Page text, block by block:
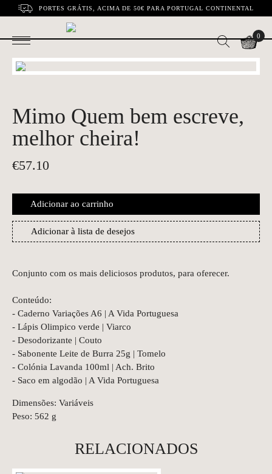
PORTES GRÁTIS, ACIMA DE 50€ PARA PORTUGAL CONTINENTAL
0
Mimo Quem bem escreve,
melhor cheira!
€57.10
Adicionar ao carrinho
Adicionar à lista de desejos
Conjunto com os mais deliciosos produtos, para oferecer.
Conteúdo:
- Caderno Variações A6 | A Vida Portuguesa
- Lápis Olimpico verde | Viarco
- Desodorizante | Couto
- Sabonente Leite de Burra 25g | Tomelo
- Colónia Lavanda 100ml | Ach. Brito
- Saco em algodão | A Vida Portuguesa
Dimensões: Variáveis
Peso: 562 g
RELACIONADOS